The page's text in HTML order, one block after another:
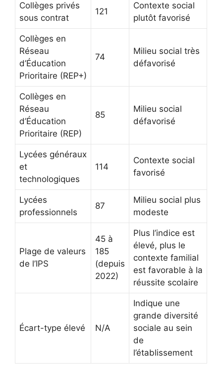
Collèges privés
sous contrat
121
Contexte social
plutôt favorisé
Collèges en
Réseau
d’Éducation
Prioritaire (REP+)
74
Milieu social très
défavorisé
Collèges en
Réseau
d’Éducation
Prioritaire (REP)
85
Milieu social
défavorisé
Lycées généraux
et
technologiques
114
Contexte social
favorisé
Lycées
professionnels
87
Milieu social plus
modeste
Plage de valeurs
de l’IPS
45 à
185
(depuis
2022)
Plus l’indice est
élevé, plus le
contexte familial
est favorable à la
réussite scolaire
Écart-type élevé N/A
Indique une
grande diversité
sociale au sein
de
l’établissement